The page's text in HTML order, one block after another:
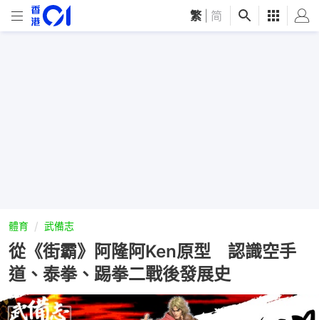
繁 简
體育 武備志
從《街霸》阿隆阿Ken原型 認識空手
道、泰拳、踢拳二戰後發展史